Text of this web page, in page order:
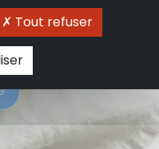
Tout refuser